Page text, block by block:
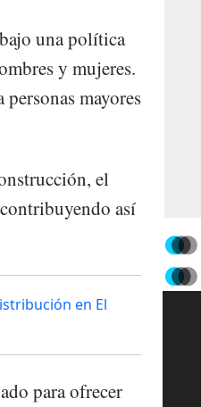
una política
y mujeres.
mayores
el
así
en El
para ofrecer